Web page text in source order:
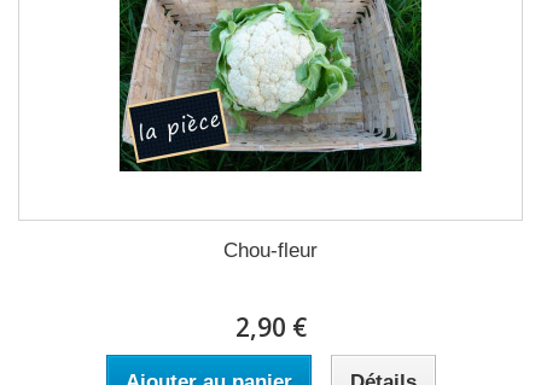
Chou-fleur
2,90 €